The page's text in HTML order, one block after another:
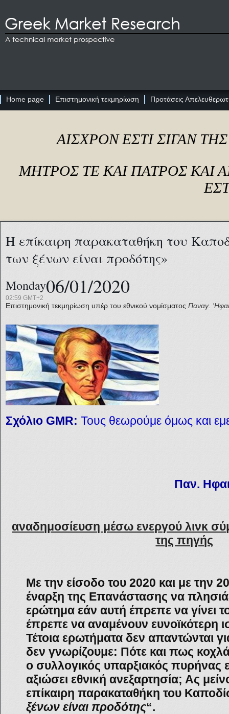
Home page Επιστημονική τεκμηρίωση Προτάσεις
ΑΙΣΧΡΟΝ ΕΣΤΙ ΣΙΓΑΝ
ΜΗΤΡΟΣ ΤΕ ΚΑΙ ΠΑΤΡΟΣ ΚΑΙ
Η επίκαιρη παρακαταθήκη του
των ξένων είναι προδότης»
Monday06/01/2020
02:59 GMT+2
Επιστημονική τεκμηρίωση υπέρ του εθνικού νομίσματος Παναγ.
Σχόλιο GMR: Τους θεωρούμε όμως και
Παν.
αναδημοσίευση μέσω ενεργού λινκ
της πηγής
Με την είσοδο του 2020 και με την
έναρξη της Επανάστασης να
ερώτημα εάν αυτή έπρεπε να γίνει
έπρεπε να αναμένουν ευνοϊκότερη
Τέτοια ερωτήματα δεν απαντώνται
δεν γνωρίζουμε: Πότε και πως
ο συλλογικός υπαρξιακός πυρήνας
αξιώσει εθνική ανεξαρτησία; Ας
επίκαιρη παρακαταθήκη του
ξένων είναι προδότης“.